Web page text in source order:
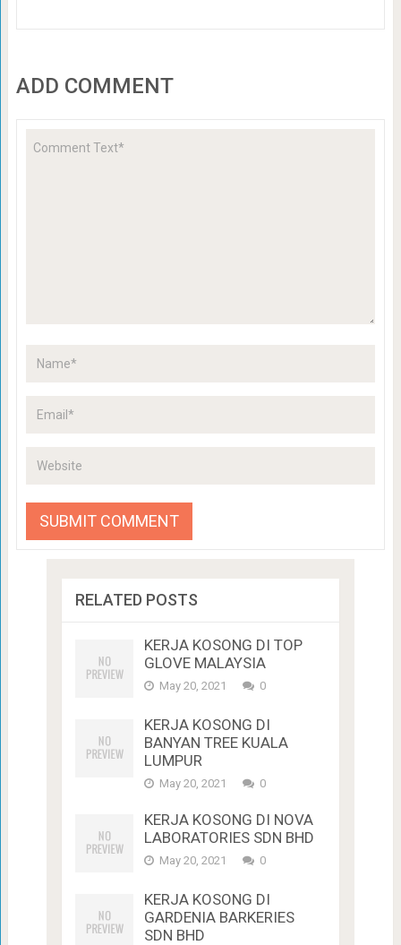
ADD COMMENT
RELATED POSTS
KERJA KOSONG DI TOP
GLOVE MALAYSIA
May 20, 2021 0
KERJA KOSONG DI
BANYAN TREE KUALA
LUMPUR
May 20, 2021 0
KERJA KOSONG DI NOVA
LABORATORIES SDN BHD
May 20, 2021 0
KERJA KOSONG DI
GARDENIA BARKERIES
SDN BHD